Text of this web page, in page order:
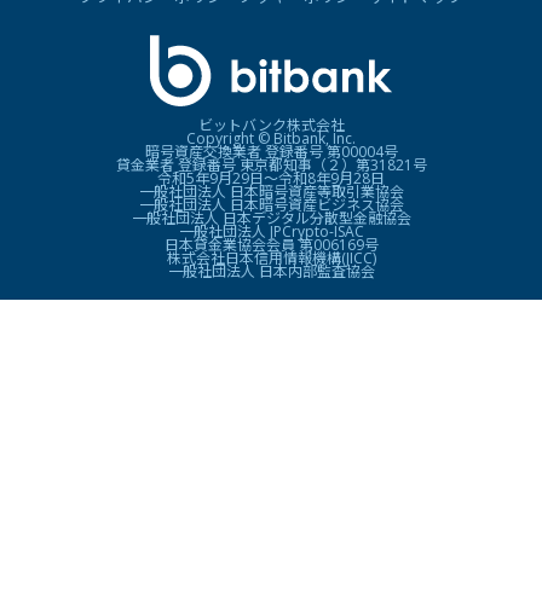
ビットバンク株式会社
Copyright © Bitbank, Inc.
暗号資産交換業者 登録番号 第00004号
貸金業者 登録番号 東京都知事（２）第31821号
令和5年9月29日〜令和8年9月28日
一般社団法人 日本暗号資産等取引業協会
一般社団法人 日本暗号資産ビジネス協会
一般社団法人 日本デジタル分散型金融協会
一般社団法人 JPCrypto-ISAC
日本貸金業協会会員 第006169号
株式会社日本信用情報機構(JICC)
一般社団法人 日本内部監査協会